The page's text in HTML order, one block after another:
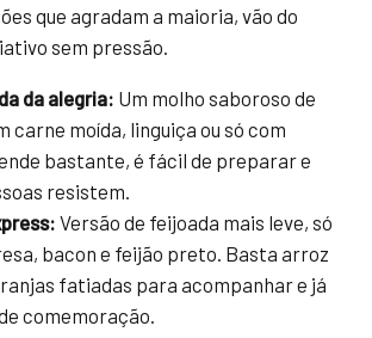
que agradam a maioria, vão do
sem pressão.
da alegria: Um molho saboroso de
carne moída, linguiça ou só com
bastante, é fácil de preparar e
resistem.
Versão de feijoada mais leve, só
bacon e feijão preto. Basta arroz
fatiadas para acompanhar e já
comemoração.